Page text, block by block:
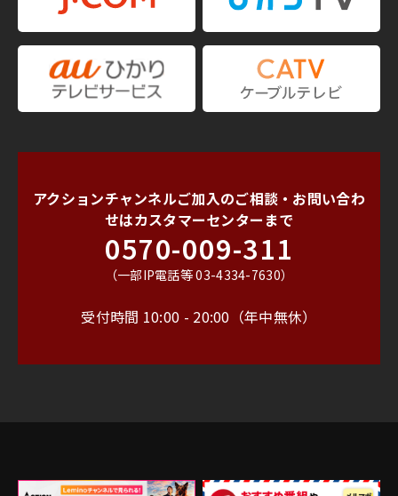
アクションチャンネルご加入のご相談・お問い合わ
せはカスタマーセンターまで
0570-009-311
（一部IP電話等 03-4334-7630）
受付時間 10:00 - 20:00（年中無休）